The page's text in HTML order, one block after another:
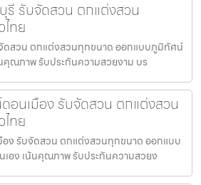
รับจัดสวน ตกแต่งสวน
ทย
ดสวน ตกแต่งสวนทุกขนาด ออกแบบภูมิทัศน์
คุณภาพ รับประกันความสวยงาม บร
นเมือง รับจัดสวน ตกแต่งสวน
ทย
ง รับจัดสวน ตกแต่งสวนทุกขนาด ออกแบบ
เอง เน้นคุณภาพ รับประกันความสวยง